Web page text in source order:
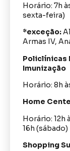
Horário: 7h
sexta-feira)
*exceção:
Armas IV,
Policlínicas
Imunização
Horário: 8h
Home
Horário: 12h
16h (sábado)
Shopping